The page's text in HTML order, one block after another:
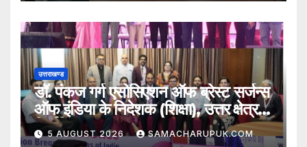
उत्तराखण्ड
डॉ. पंकज गर्ग एसोसिएशन ऑफ ब्रेस्ट सर्जन्स
ऑफ इंडिया के निदेशक (शिक्षा), उत्तर क्षेत्र
निर्वाचित
5 AUGUST 2026 SAMACHARUPUK.COM